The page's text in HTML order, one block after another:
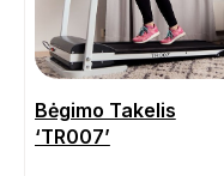
Bėgimo Takelis
‘TR007’